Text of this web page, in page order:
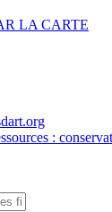
LA CARTE
: